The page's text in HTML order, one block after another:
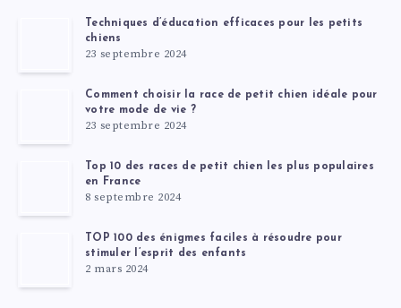
Techniques d’éducation efficaces pour les petits
chiens
23 septembre 2024
Comment choisir la race de petit chien idéale pour
votre mode de vie ?
23 septembre 2024
Top 10 des races de petit chien les plus populaires
en France
8 septembre 2024
TOP 100 des énigmes faciles à résoudre pour
stimuler l’esprit des enfants
2 mars 2024